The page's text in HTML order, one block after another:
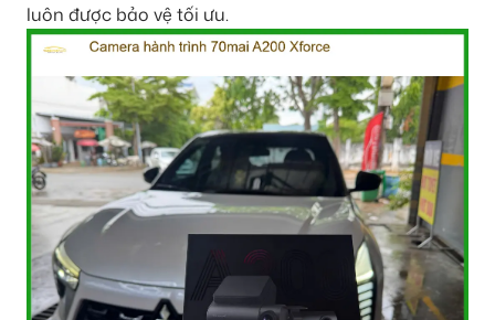
luôn được bảo vệ tối ưu.